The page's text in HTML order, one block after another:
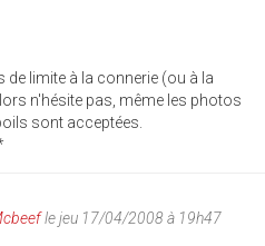
de limite à la connerie (ou à la
n'hésite pas, même les photos
sont acceptées.
le jeu 17/04/2008 à 19h47